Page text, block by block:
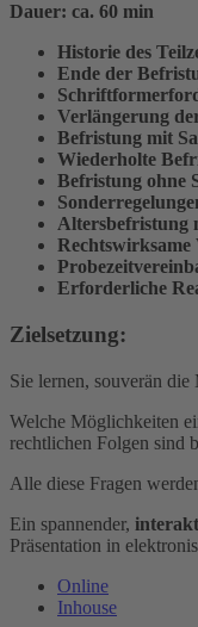
Dauer: ca. 60 min
Historie des
Ende der
Verlängerung
Befristung mit
Wiederholte
Befristung ohne
Altersbefristung
Rechtswirksame
Erforderliche
Zielsetzung:
Sie lernen, souverän
Welche Möglichkeiten
rechtlichen Folgen sind
Alle diese Fragen
Ein spannender,
Präsentation in
Online
Inhouse